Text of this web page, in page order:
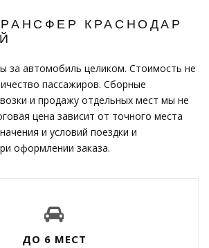
КРАСНОДАР
за автомобиль целиком. Стоимость не
пассажиров. Сборные
и продажу отдельных мест мы не
цена зависит от точного места
и условий поездки и
оформлении заказа.
ДО 6 МЕСТ